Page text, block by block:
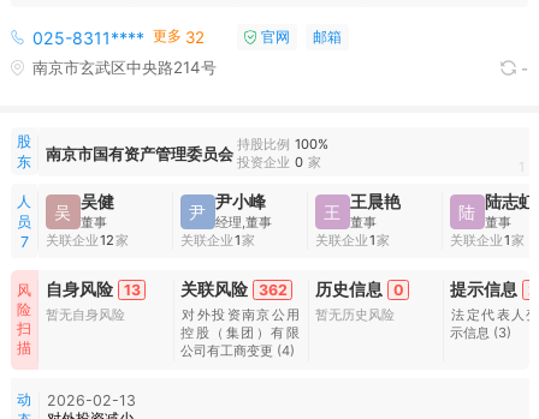
025-8311**** 更多 32 官网 邮箱
南京市玄武区中央路214号 -
股
东
南京市国有资产管理委员会 持股比例 100%
投资企业 0 家 1
人
员
7
吴 吴健
董事
关联企业12家
尹 尹小峰
经理,董事
关联企业1家
王 王晨艳
董事
关联企业1家
陆 陆志虹
董事
关联企业1家
风
险
扫
描
自身风险 13
暂无自身风险
关联风险 362
对外投资南京公用
控股（集团）有限
公司有工商变更 (4)
历史信息 0
暂无历史风险
提示信息
法定代表人
示信息 (3)
动
2026-02-13